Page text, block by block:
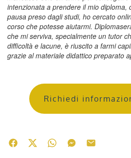
intenzionata a prendere il mio diploma,
pausa preso dagli studi, ho cercato
corso che potesse aiutarmi.
che mi serviva, specialmente un tutor
difficoltà e lacune, è riuscito a farmi
grazie al materiale didattico preparato
Richiedi